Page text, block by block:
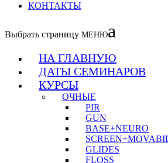
КОНТАКТЫ
Выбрать страницу
НА ГЛАВНУЮ
ДАТЫ СЕМИНАРОВ
КУРСЫ
ОЧНЫЕ
PIR
GUN
BASE+NEURO
GLIDES
FLOSS